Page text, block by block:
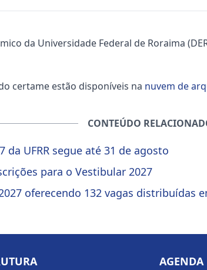
da Universidade Federal de Roraima
certame estão disponíveis na nuvem de
CONTEÚDO
UFRR segue até 31 de agosto
para o Vestibular 2027
oferecendo 132 vagas distribuídas
AGENDA